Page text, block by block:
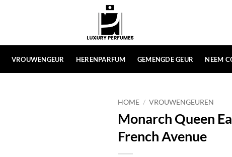
VROUWENGEUR HERENPARFUM GEMENGDE GEUR NEEM
HOME / VROUWENGEUREN
Monarch Queen
French Avenue